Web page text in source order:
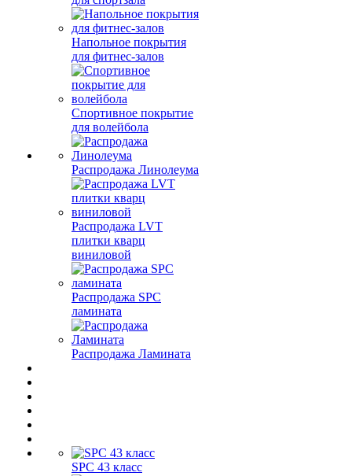
Напольное покрытия
для фитнес-залов
Спортивное покрытие
для волейбола
Распродажа Линолеума
Распродажа LVT
плитки кварц
виниловой
Распродажа SPC
ламината
Распродажа Ламината
SPC 43 класс